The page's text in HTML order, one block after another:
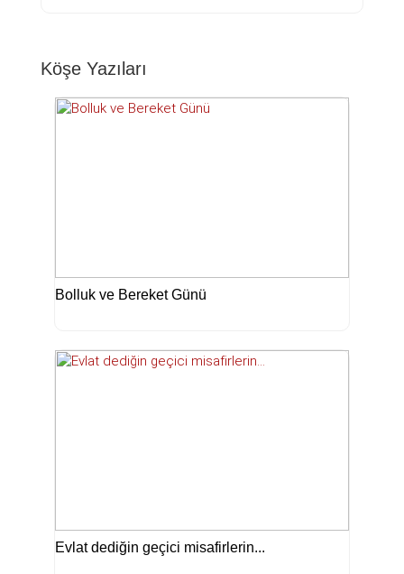
Köşe Yazıları
Bolluk ve Bereket Günü
Evlat dediğin geçici misafirlerin...